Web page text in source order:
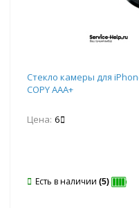
Стекло камеры для
COPY AAA+
Цена: 6
Есть в наличии (5)